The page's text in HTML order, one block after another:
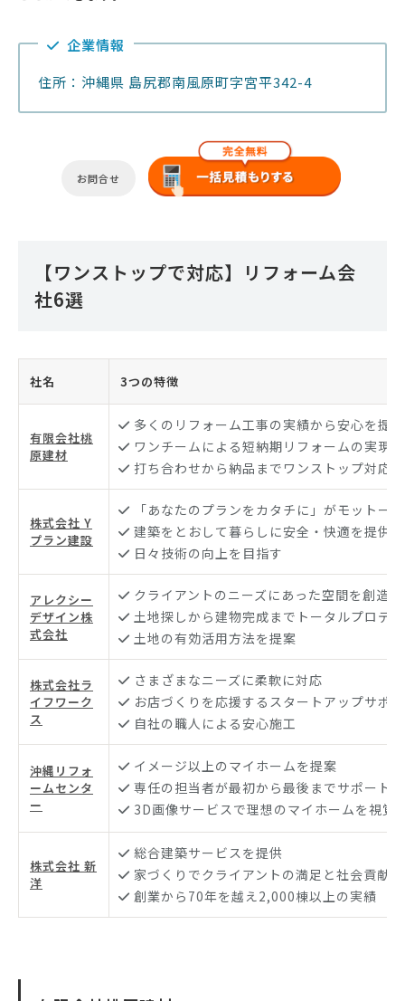
企業情報
住所：沖縄県 島尻郡南風原町字宮平342-4
お問合せ
【ワンストップで対応】リフォーム会
社6選
社名 3つの特徴
有限会社桃
原建材
多くのリフォーム工事の実績から安心を提供
ワンチームによる短納期リフォームの実現
打ち合わせから納品までワンストップ対応
株式会社 Y
プラン建設
「あなたのプランをカタチに」がモットー
建築をとおして暮らしに安全・快適を提供
日々技術の向上を目指す
アレクシー
デザイン株
式会社
クライアントのニーズにあった空間を創造
土地探しから建物完成までトータルプロデ
土地の有効活用方法を提案
株式会社ラ
イフワーク
ス
さまざまなニーズに柔軟に対応
お店づくりを応援するスタートアップサポ
自社の職人による安心施工
沖縄リフォ
ームセンタ
ー
イメージ以上のマイホームを提案
専任の担当者が最初から最後までサポート
3D画像サービスで理想のマイホームを視覚
株式会社 新
洋
総合建築サービスを提供
家づくりでクライアントの満足と社会貢献
創業から70年を越え2,000棟以上の実績